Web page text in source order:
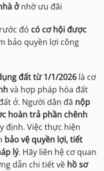
ởnhờ ưu đãi
đó có cơ hội được
bảo quyền lợi công
đất từ 1/1/2026 là cơ
và hợp pháp hóa đất
ở. Người dân đã nộp
hoàn trả phần chênh
định. Việc thực hiện
bảo vệ quyền lợi, tiết
lý. Hãy liên hệ cơ quan
dẫn chi tiết về hồ sơ